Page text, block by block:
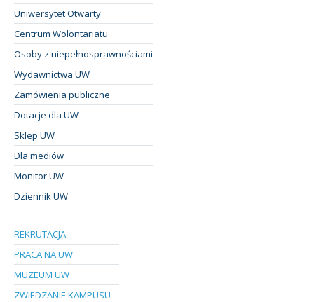
Uniwersytet Otwarty
Centrum Wolontariatu
Osoby z niepełnosprawnościami
Wydawnictwa UW
Zamówienia publiczne
Dotacje dla UW
Sklep UW
Dla mediów
Monitor UW
Dziennik UW
REKRUTACJA
PRACA NA UW
MUZEUM UW
ZWIEDZANIE KAMPUSU